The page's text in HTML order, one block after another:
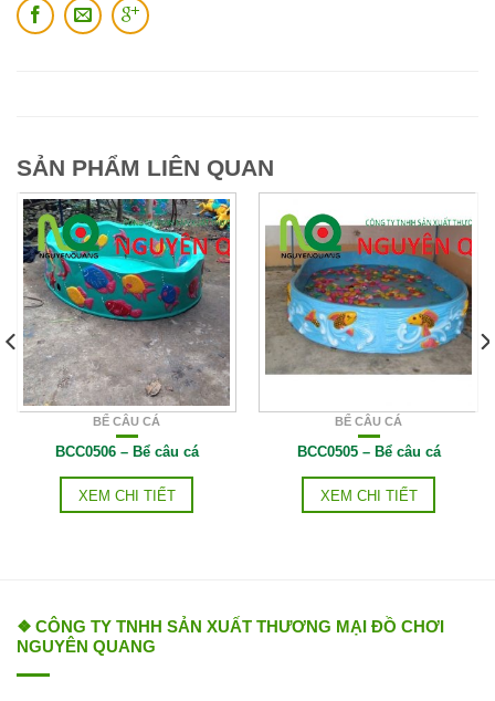
SẢN PHẨM LIÊN QUAN
BỂ CÂU CÁ
BCC0506 – Bể câu cá
XEM CHI TIẾT
BỂ CÂU CÁ
BCC0505 – Bể câu cá
XEM CHI TIẾT
❖ CÔNG TY TNHH SẢN XUẤT THƯƠNG MẠI ĐỒ CHƠI
NGUYÊN QUANG